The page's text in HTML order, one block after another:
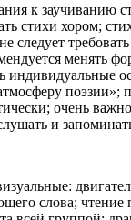
к заучиванию
стихи хором;
следует
менять
индивидуальные
поэзии»;
очень
и
слова; чтение